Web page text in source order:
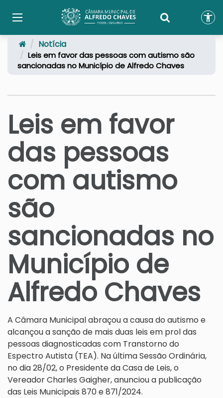
Notícia
Leis em favor das pessoas com autismo são
sancionadas no Município de Alfredo Chaves
Leis em favor
das pessoas
com autismo
são
sancionadas no
Município de
Alfredo Chaves
A Câmara Municipal abraçou a causa do autismo e
alcançou a sanção de mais duas leis em prol das
pessoas diagnosticadas com Transtorno do
Espectro Autista (TEA). Na última Sessão Ordinária,
no dia 28/02, o Presidente da Casa de Leis, o
Vereador Charles Gaigher, anunciou a publicação
das Leis Municipais 870 e 871/2024.